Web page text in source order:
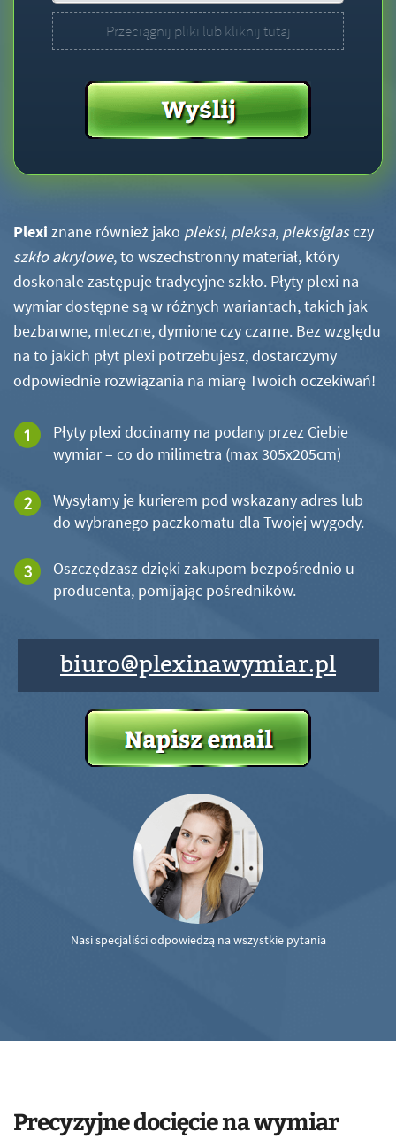
Przeciągnij pliki lub kliknij tutaj
Plexi znane również jako pleksi, pleksa, pleksiglasczy
szkło akrylowe, to wszechstronny materiał, który
doskonale zastępuje tradycyjne szkło. Płyty plexi na
wymiar dostępne są w różnych wariantach, takich jak
bezbarwne, mleczne, dymione czy czarne. Bez względu
na to jakich płyt plexi potrzebujesz, dostarczymy
odpowiednie rozwiązania na miarę Twoich oczekiwań!
Płyty plexi docinamy na podany przez Ciebie
wymiar – co do milimetra (max 305x205cm)
Wysyłamy je kurierem pod wskazany adres lub
do wybranego paczkomatu dla Twojej wygody.
Oszczędzasz dzięki zakupom bezpośrednio u
producenta, pomijając pośredników.
biuro@plexinawymiar.pl
Nasi specjaliści odpowiedzą na wszystkie pytania
Precyzyjne docięcie na wymiar